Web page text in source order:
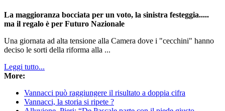
La maggioranza bocciata per un voto, la sinistra festeggia.....
ma il regalo è per Futuro Nazionale
Una giornata ad alta tensione alla Camera dove i "cecchini" hanno
deciso le sorti della riforma alla ...
Leggi tutto...
More:
Vannacci può raggiungere il risultato a doppia cifra
Vannacci, la storia si ripete ?